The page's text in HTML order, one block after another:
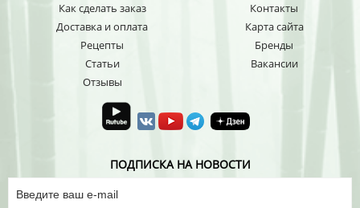
Как сделать заказ
Доставка и оплата
Рецепты
Статьи
Отзывы
Контакты
Карта сайта
Бренды
Вакансии
ПОДПИСКА НА НОВОСТИ